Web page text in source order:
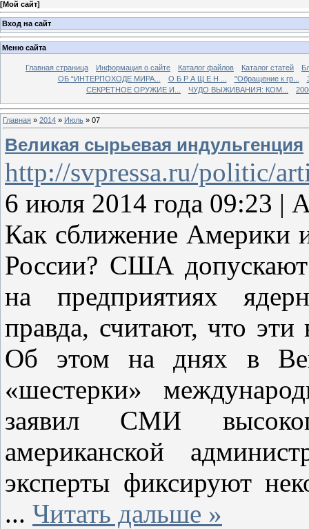
[Мой сайт]
Вход на сайт
Меню сайта
Главная страница Информация о сайте Каталог файлов Каталог статей
ОБ “ИНТЕРПОХОДЕ МИРА...
О Б Р А Щ Е Н ... "Обращение к гр...
СЕКРЕТНОЕ ОРУЖИЕ И...
ЧУДО ВЫЖИВАНИЯ: КОМ...
Главная » 2014 » Июль » 07
Великая сырьевая индульгенция
http://svpressa.ru/politic/
6 июля 2014 года 09:23 |
Как сближение Америки
России? США
на предприятиях
правда, считают, что
Об этом на днях в
«шестерки»
заявил СМИ
американской
эксперты фиксируют
... Читать дальше »